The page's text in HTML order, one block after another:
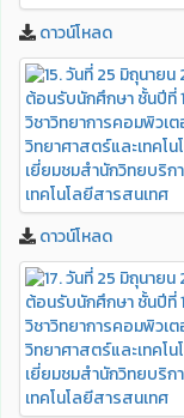
ดาวน์โหลด
ดาวน์โหลด